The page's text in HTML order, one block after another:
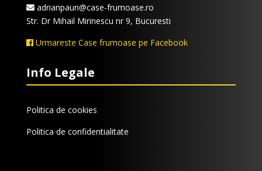
adrianpaun@case-frumoase.ro
Str. Dr Mihail Mirinescu nr 9, Bucuresti
Urmareste Case frumoase pe Facebook
Info Legale
Politica de cookies
Politica de confidentialitate